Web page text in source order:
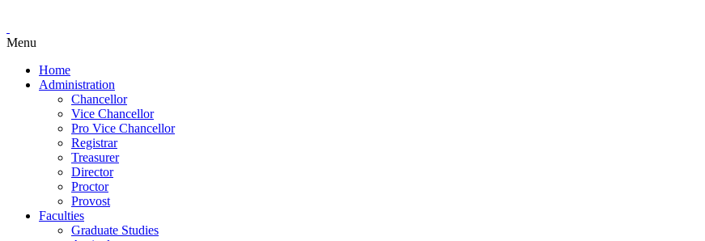
Menu
Home
Administration
Chancellor
Vice Chancellor
Pro Vice Chancellor
Registrar
Treasurer
Director
Proctor
Provost
Faculties
Graduate Studies